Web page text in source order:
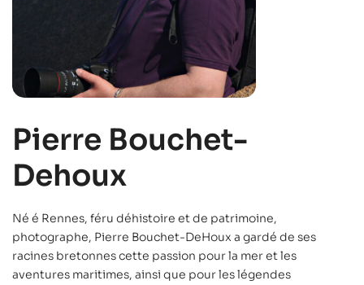
Pierre Bouchet-
Dehoux
Né é Rennes, féru déhistoire et de patrimoine,
photographe, Pierre Bouchet-DeHoux a gardé de ses
racines bretonnes cette passion pour la mer et les
aventures maritimes, ainsi que pour les légendes